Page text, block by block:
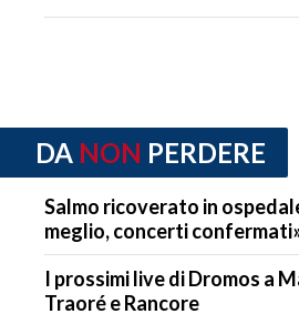
DA NON PERDERE
Salmo ricoverato in
meglio, concerti
I prossimi live di Dromos a
Traoré e Rancore